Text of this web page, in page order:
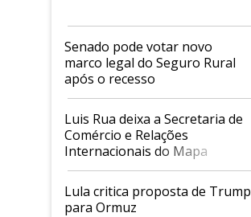
Senado pode votar novo
marco legal do Seguro Rural
após o recesso
Luis Rua deixa a Secretaria de
Comércio e Relações
Internacionais do Mapa
Lula critica proposta de Trump
para Ormuz